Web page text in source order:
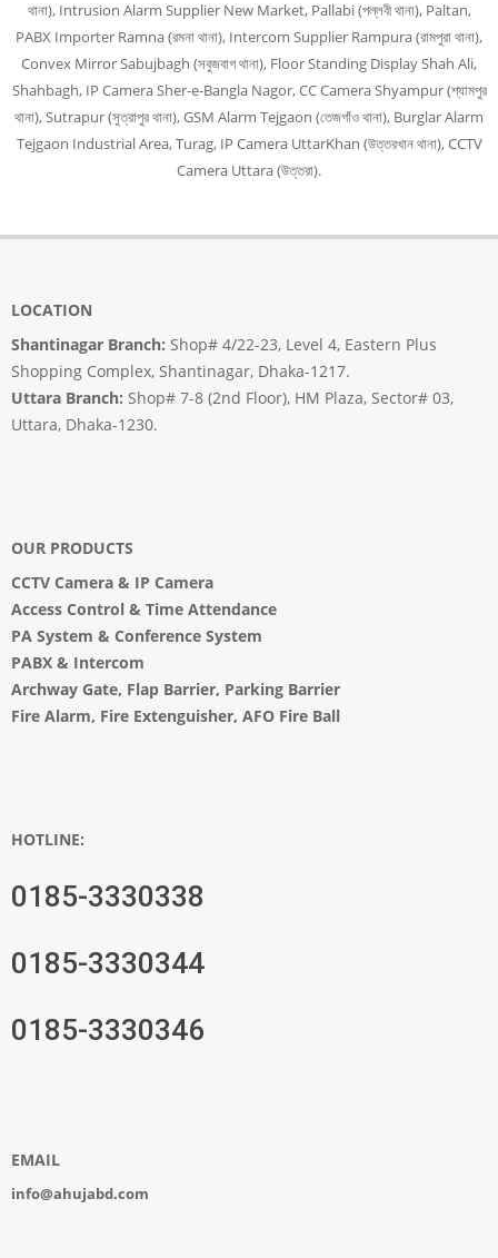
থানা), Intrusion Alarm Supplier New Market, Pallabi (পল্লবী থানা), Paltan,
PABX Importer Ramna (রমনা থানা), Intercom Supplier Rampura (রামপুরা থানা),
Convex Mirror Sabujbagh (সবুজবাগ থানা), Floor Standing Display Shah Ali,
Shahbagh, IP Camera Sher-e-Bangla Nagor, CC Camera Shyampur (শ্যামপুর
থানা), Sutrapur (সুত্রাপুর থানা), GSM Alarm Tejgaon (তেজগাঁও থানা), Burglar Alarm
Tejgaon Industrial Area, Turag, IP Camera UttarKhan (উত্তরখান থানা), CCTV
Camera Uttara (উত্তরা).
LOCATION
Shantinagar Branch: Shop# 4/22-23, Level 4, Eastern Plus
Shopping Complex, Shantinagar, Dhaka-1217.
Uttara Branch: Shop# 7-8 (2nd Floor), HM Plaza, Sector# 03,
Uttara, Dhaka-1230.
OUR PRODUCTS
CCTV Camera & IP Camera
Access Control & Time Attendance
PA System & Conference System
PABX & Intercom
Archway Gate, Flap Barrier, Parking Barrier
Fire Alarm, Fire Extenguisher, AFO Fire Ball
HOTLINE:
0185-3330338
0185-3330344
0185-3330346
EMAIL
info@ahujabd.com